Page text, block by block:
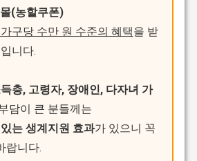
(농할쿠폰)
구당 수만 원 수준의 혜택을 받
니다.
층, 고령자, 장애인, 다자녀 가
담이 큰 분들께는
는 생계지원 효과가 있으니 꼭
랍니다.